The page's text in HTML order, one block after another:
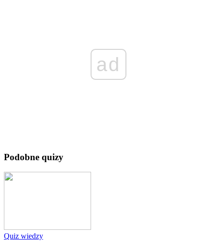
ad
Podobne quizy
Quiz wiedzy